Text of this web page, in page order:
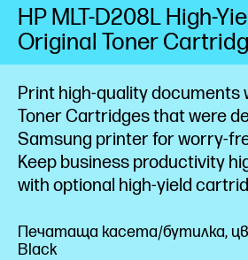
Print high-quality documents
Toner Cartridges that were
Samsung printer for worry-
Keep business productivity
with optional high-yield
Печатаща касета/бутилка,
Black
HP MLT-D208L High-
Original Toner